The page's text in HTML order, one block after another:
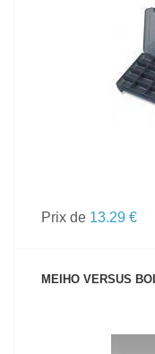
Prix de 13.29 €
MEIHO VERSUS